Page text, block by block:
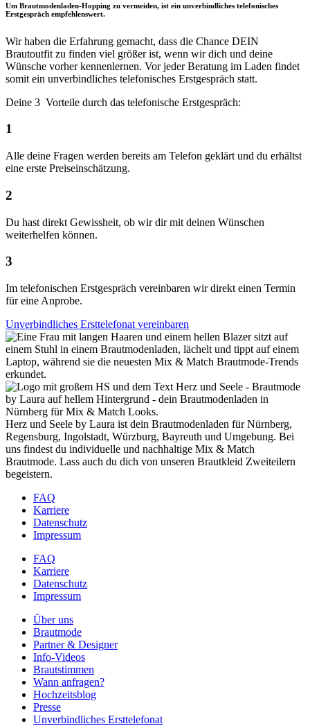
Um Brautmodenladen-Hopping zu vermeiden, ist ein unverbindliches telefonisches
Erstgespräch empfehlenswert.
Wir haben die Erfahrung gemacht, dass die Chance DEIN
Brautoutfit zu finden viel größer ist, wenn wir dich und deine
Wünsche vorher kennenlernen. Vor jeder Beratung im Laden findet
somit ein unverbindliches telefonisches Erstgespräch statt.
Deine 3 Vorteile durch das telefonische Erstgespräch:
1
Alle deine Fragen werden bereits am Telefon geklärt und du erhältst
eine erste Preiseinschätzung.
2
Du hast direkt Gewissheit, ob wir dir mit deinen Wünschen
weiterhelfen können.
3
Im telefonischen Erstgespräch vereinbaren wir direkt einen Termin
für eine Anprobe.
Unverbindliches Ersttelefonat vereinbaren
Herz und Seele by Laura ist dein Brautmodenladen für Nürnberg,
Regensburg, Ingolstadt, Würzburg, Bayreuth und Umgebung. Bei
uns findest du individuelle und nachhaltige Mix & Match
Brautmode. Lass auch du dich von unseren Brautkleid Zweiteilern
begeistern.
FAQ
Karriere
Datenschutz
Impressum
FAQ
Karriere
Datenschutz
Impressum
Über uns
Brautmode
Partner & Designer
Info-Videos
Brautstimmen
Wann anfragen?
Hochzeitsblog
Presse
Unverbindliches Ersttelefonat